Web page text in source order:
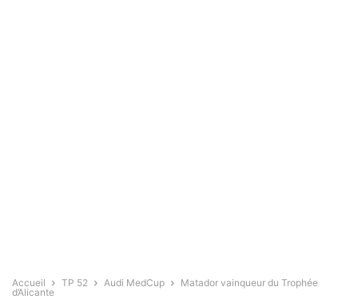
Accueil TP 52 Audi MedCup
Matador vainqueur du Trophée
d’Alicante